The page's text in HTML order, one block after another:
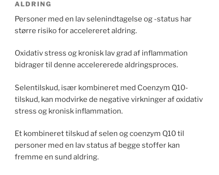
ALDRING
Personer med en lav selenindtagelse og -status har
større risiko for accelereret aldring.
Oxidativ stress og kronisk lav grad af inflammation
bidrager til denne accelererede aldringsproces.
Selentilskud, især kombineret med Coenzym Q10-
tilskud, kan modvirke de negative virkninger af oxidativ
stress og kronisk inflammation.
Et kombineret tilskud af selen og coenzym Q10 til
personer med en lav status af begge stoffer kan
fremme en sund aldring.